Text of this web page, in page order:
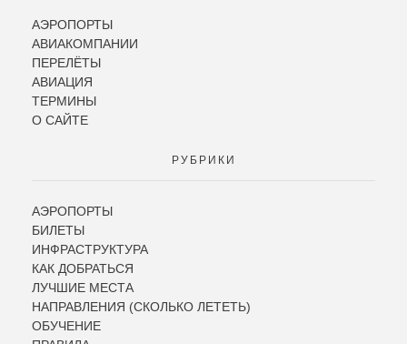
АЭРОПОРТЫ
АВИАКОМПАНИИ
ПЕРЕЛЁТЫ
АВИАЦИЯ
ТЕРМИНЫ
О САЙТЕ
РУБРИКИ
АЭРОПОРТЫ
БИЛЕТЫ
ИНФРАСТРУКТУРА
КАК ДОБРАТЬСЯ
ЛУЧШИЕ МЕСТА
НАПРАВЛЕНИЯ (СКОЛЬКО ЛЕТЕТЬ)
ОБУЧЕНИЕ